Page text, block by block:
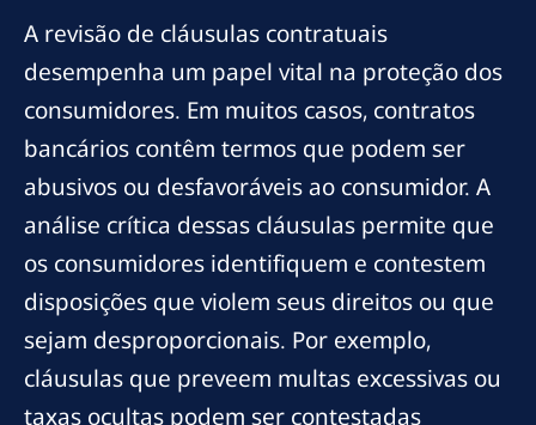
A revisão de cláusulas contratuais
desempenha um papel vital na proteção dos
consumidores. Em muitos casos, contratos
bancários contêm termos que podem ser
abusivos ou desfavoráveis ao consumidor. A
análise crítica dessas cláusulas permite que
os consumidores identifiquem e contestem
disposições que violem seus direitos ou que
sejam desproporcionais. Por exemplo,
cláusulas que preveem multas excessivas ou
taxas ocultas podem ser contestadas